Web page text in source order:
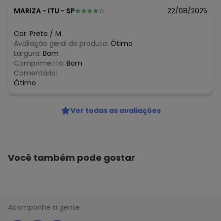
MARIZA - ITU - SP 22/08/2025
Cor: Preto / M
Avaliação geral do produto: Ótimo
Largura: Bom
Comprimento: Bom
Comentário:
Ótimo
Ver todas as avaliações
Você também pode gostar
Acompanhe a gente